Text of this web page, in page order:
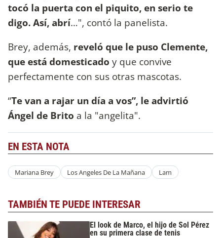
tocó la puerta con el piquito, en serio te
digo. Así, abrí…", contó la panelista.
Brey, además, reveló que le puso Clemente,
que está domesticado y que convive
perfectamente con sus otras mascotas.
“Te van a rajar un día a vos”, le advirtió
Ángel de Brito a la "angelita".
EN ESTA NOTA
Mariana Brey Los Angeles De La Mañana Lam
TAMBIÉN TE PUEDE INTERESAR
El look de Marco, el hijo de Sol Pérez
en su primera clase de tenis